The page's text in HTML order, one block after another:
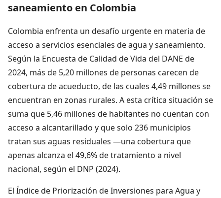
saneamiento en Colombia
Colombia enfrenta un desafío urgente en materia de
acceso a servicios esenciales de agua y saneamiento.
Según la Encuesta de Calidad de Vida del DANE de
2024, más de 5,20 millones de personas carecen de
cobertura de acueducto, de las cuales 4,49 millones se
encuentran en zonas rurales. A esta crítica situación se
suma que 5,46 millones de habitantes no cuentan con
acceso a alcantarillado y que solo 236 municipios
tratan sus aguas residuales —una cobertura que
apenas alcanza el 49,6% de tratamiento a nivel
nacional, según el DNP (2024).
El Índice de Priorización de Inversiones para Agua y